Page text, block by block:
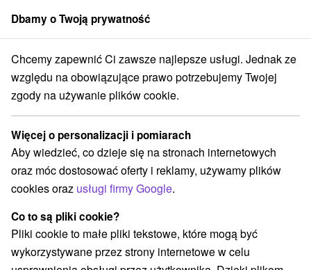
członek grupySorger
Thermal Šírava SPA Resort **** Kaluža Relaksacyjny pobyt Akcja
Relaksacyjny pobyt Akcja
Thermal Šírava SPA Resort★★★★Kaluža
Przejdź do lokalizacji
9,6 doskonały 131 recenzji
Dbamy o Twoją prywatność
Chcemy zapewnić Ci zawsze najlepsze usługi. Jednak ze
względu na obowiązujące prawo potrzebujemy Twojej
zgody na używanie plików cookie.
Więcej o personalizacji i pomiarach
Aby wiedzieć, co dzieje się na stronach internetowych
oraz móc dostosować oferty i reklamy, używamy plików
cookies oraz usługi firmy Google.
Co to są pliki cookie?
Pliki cookie to małe pliki tekstowe, które mogą być
wykorzystywane przez strony internetowe w celu